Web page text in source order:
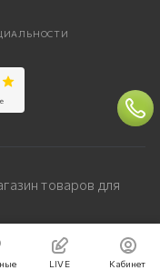
товаров для
Рим»
LIVE Кабинет